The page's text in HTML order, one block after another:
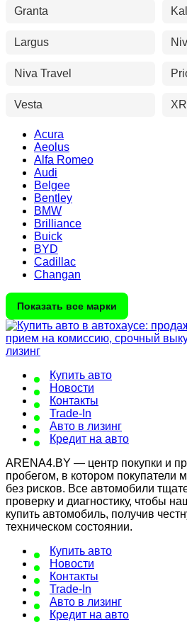
Granta
Largus
Niva Travel
Vesta
Acura
Aeolus
Alfa Romeo
Audi
Belgee
Bentley
BMW
Brilliance
Buick
BYD
Cadillac
Changan
Показать все марки
Купить авто
Новости
Контакты
Trade-In
Авто в лизинг
Кредит на авто
ARENA4.BY — центр покупки и
пробегом, в котором покупатели
без рисков. Все автомобили
проверку и диагностику, чтобы
купить автомобиль, получив
техническом состоянии.
Купить авто
Новости
Контакты
Trade-In
Авто в лизинг
Кредит на авто